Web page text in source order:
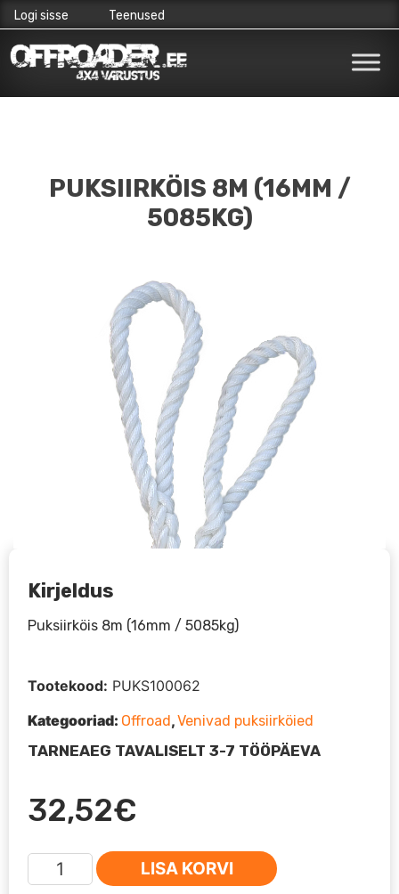
to
Logi sisse Teenused
PUKSIIRKÖIS 8M (16MM /
5085KG)
32,52€
Kirjeldus
Puksiirköis 8m (16mm / 5085kg)
Puksiirköis
8m
LISA KORVI
Tootekood: PUKS100062
Kategooriad: Offroad ,Venivad puksiirköied
TARNEAEG TAVALISELT 3-7 TÖÖPÄEVA